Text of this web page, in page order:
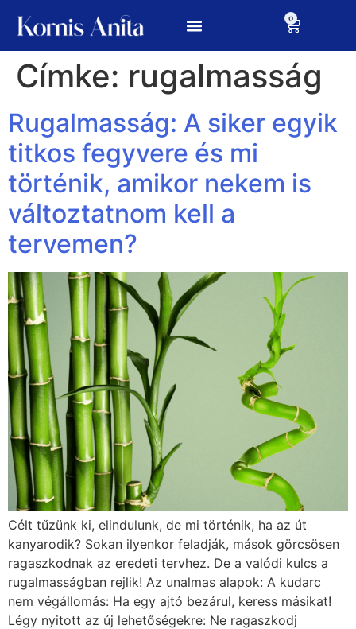
0
Címke: rugalmasság
Rugalmasság: A siker egyik
titkos fegyvere és mi
történik, amikor nekem is
változtatnom kell a
tervemen?
Célt tűzünk ki, elindulunk, de mi történik, ha az út
kanyarodik? Sokan ilyenkor feladják, mások görcsösen
ragaszkodnak az eredeti tervhez. De a valódi kulcs a
rugalmasságban rejlik! Az unalmas alapok: A kudarc
nem végállomás: Ha egy ajtó bezárul, keress másikat!
Légy nyitott az új lehetőségekre: Ne ragaszkodj